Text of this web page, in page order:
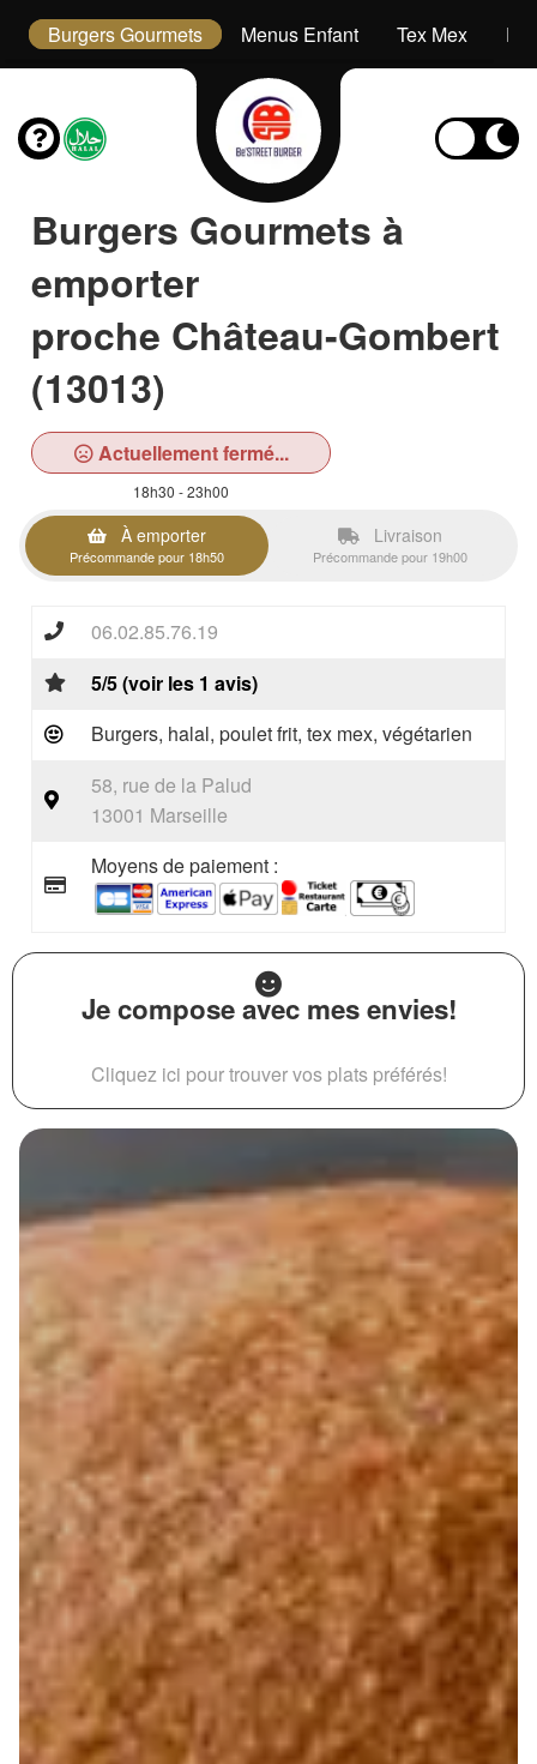
Burgers Gourmets Menus Enfant Tex Mex
Burgers Gourmets à
emporter
proche Château-Gombert
(13013)
Actuellement fermé...
18h30 - 23h00
À emporter
Précommande pour 18h50
Livraison
Précommande pour 19h00
06.02.85.76.19
5/5 (voir les 1 avis)
Burgers, halal, poulet frit, tex mex, végétarien
58, rue de la Palud
13001 Marseille
Moyens de paiement :
Je compose avec mes envies!
Cliquez ici pour trouver vos plats préférés!